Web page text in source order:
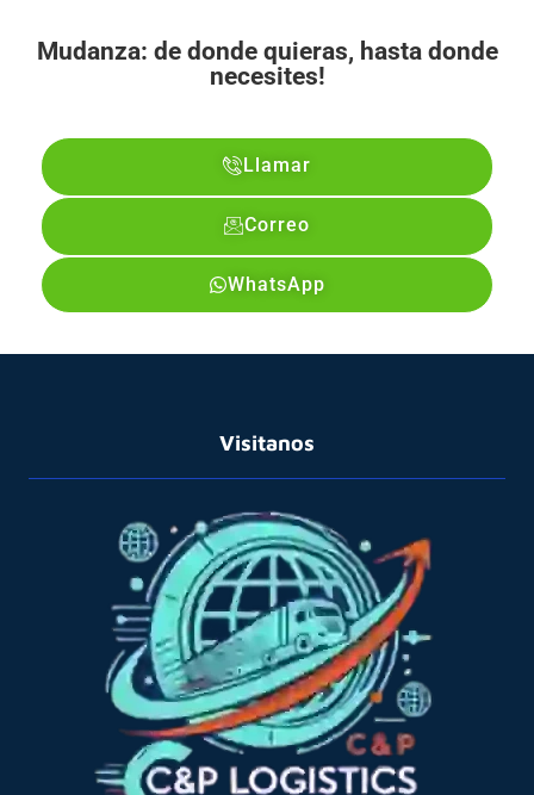
Mudanza: de donde quieras, hasta donde
necesites!
Llamar
Correo
WhatsApp
Visitanos